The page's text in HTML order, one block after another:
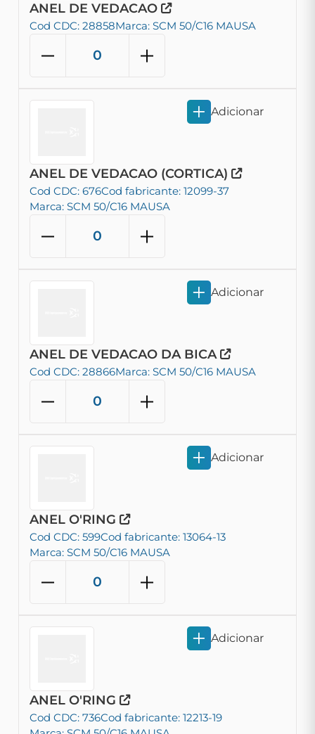
ANEL DE VEDACAO
Cod CDC: 28858Marca: SCM 50/C16 MAUSA
ANEL DE VEDACAO (CORTICA)
Cod CDC: 676Cod fabricante: 12099-37
Marca: SCM 50/C16 MAUSA
Adicionar
ANEL DE VEDACAO DA BICA
Cod CDC: 28866Marca: SCM 50/C16 MAUSA
Adicionar
ANEL O'RING
Cod CDC: 599Cod fabricante: 13064-13
Marca: SCM 50/C16 MAUSA
Adicionar
ANEL O'RING
Cod CDC: 736Cod fabricante: 12213-19
Adicionar